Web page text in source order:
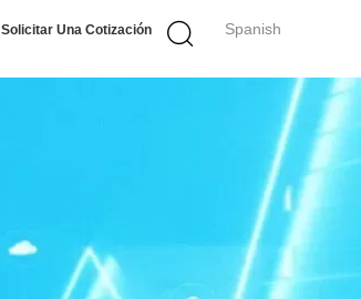
Spanish
Solicitar Una Cotización